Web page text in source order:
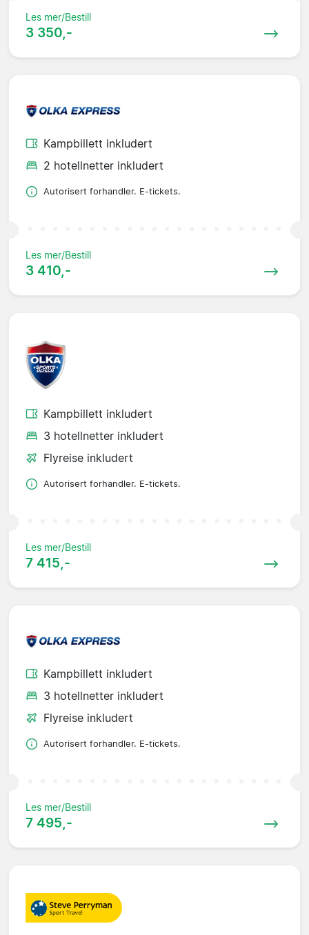
Les mer/Bestill
3 350,-
Kampbillett inkludert
2 hotellnetter inkludert
Autorisert forhandler. E-tickets.
Les mer/Bestill
3 410,-
Kampbillett inkludert
3 hotellnetter inkludert
Flyreise inkludert
Autorisert forhandler. E-tickets.
Les mer/Bestill
7 415,-
Kampbillett inkludert
3 hotellnetter inkludert
Flyreise inkludert
Autorisert forhandler. E-tickets.
Les mer/Bestill
7 495,-